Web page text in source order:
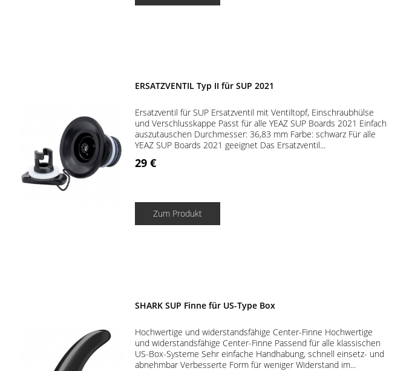
ERSATZVENTIL Typ II für SUP 2021
Ersatzventil für SUP Ersatzventil mit Ventiltopf, Einschraubhülse
und Verschlusskappe Passt für alle YEAZ SUP Boards 2021 Einfach
auszutauschen Durchmesser: 36,83 mm Farbe: schwarz Für alle
YEAZ SUP Boards 2021 geeignet Das Ersatzventil...
29 €
Zum Produkt
SHARK SUP Finne für US-Type Box
Hochwertige und widerstandsfähige Center-Finne Hochwertige
und widerstandsfähige Center-Finne Passend für alle klassischen
US-Box-Systeme Sehr einfache Handhabung, schnell einsetz- und
abnehmbar Verbesserte Form für weniger Widerstand im...